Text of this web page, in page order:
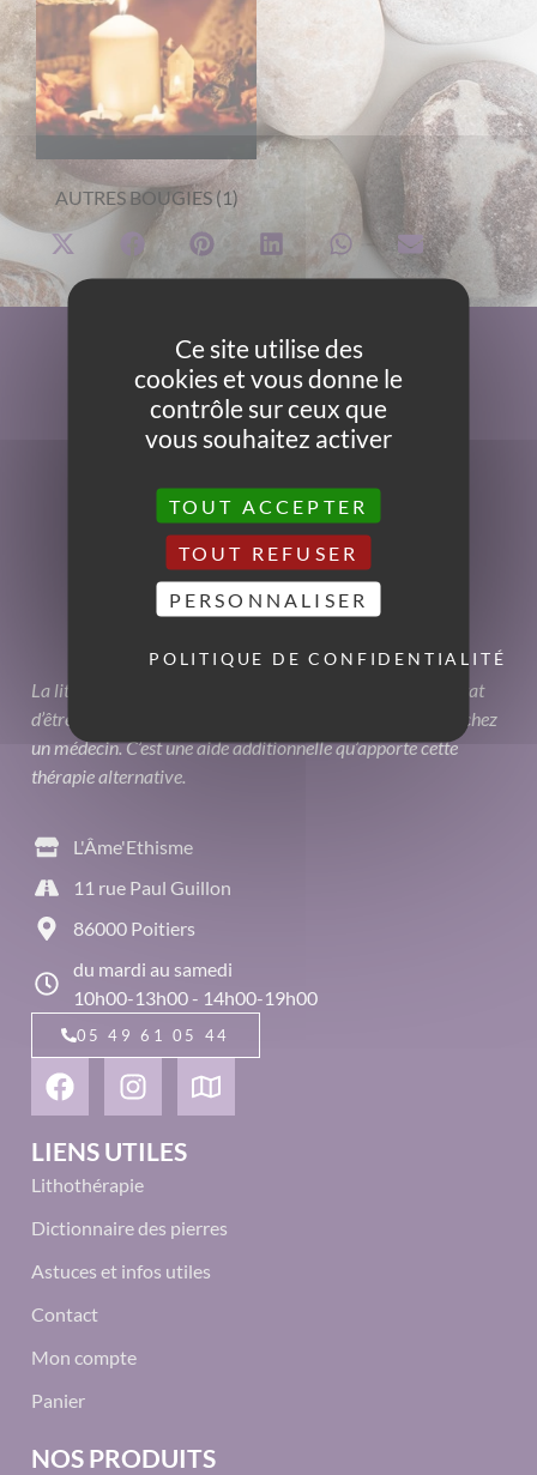
AUTRES BOUGIES(1)
La lithothérapie peut avoir une forte influence sur notre état
d’être sans toutefois qu’elle ne remplace une consultation chez
un médecin. C’est une aide additionnelle qu’apporte cette
thérapie alternative.
L'Âme'Ethisme
11 rue Paul Guillon
86000 Poitiers
du mardi au samedi
10h00-13h00 - 14h00-19h00
05 49 61 05 44
LIENS UTILES
Lithothérapie
Dictionnaire des pierres
Astuces et infos utiles
Contact
Mon compte
Panier
NOS PRODUITS
Ce site utilise des
cookies et vous donne le
contrôle sur ceux que
vous souhaitez activer
TOUT ACCEPTER
TOUT REFUSER
PERSONNALISER
POLITIQUE DE CONFIDENTIALITÉ